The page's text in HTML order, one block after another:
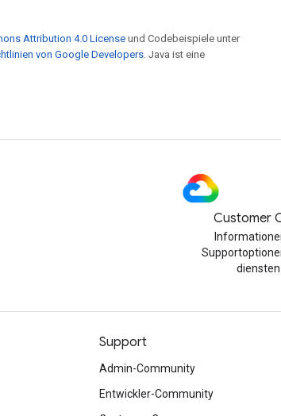
Attribution 4.0 License und Codebeispiele unter
von Google Developers. Java ist eine
Customer
diensten
Support
Admin-Community
Entwickler-Community